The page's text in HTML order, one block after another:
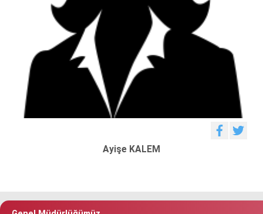
Ayişe KALEM